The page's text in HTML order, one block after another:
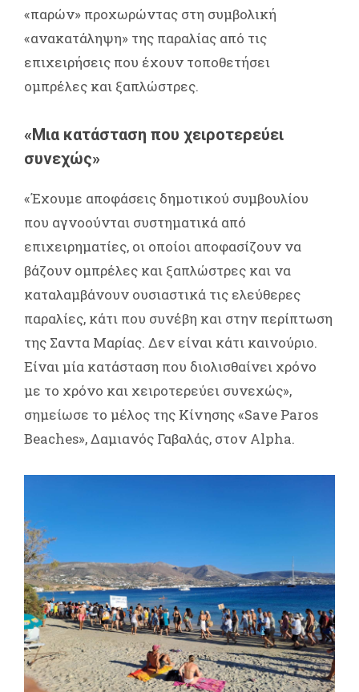
«παρών» προχωρώντας στη συμβολική
«ανακατάληψη» της παραλίας από τις
επιχειρήσεις που έχουν τοποθετήσει
ομπρέλες και ξαπλώστρες.
«Μια κατάσταση που χειροτερεύει
συνεχώς»
«Έχουμε αποφάσεις δημοτικού συμβουλίου
που αγνοούνται συστηματικά από
επιχειρηματίες, οι οποίοι αποφασίζουν να
βάζουν ομπρέλες και ξαπλώστρες και να
καταλαμβάνουν ουσιαστικά τις ελεύθερες
παραλίες, κάτι που συνέβη και στην περίπτωση
της Σαντα Μαρίας. Δεν είναι κάτι καινούριο.
Είναι μία κατάσταση που διολισθαίνει χρόνο
με το χρόνο και χειροτερεύει συνεχώς»,
σημείωσε το μέλος της Κίνησης «Save Paros
Beaches», Δαμιανός Γαβαλάς, στον Alpha.